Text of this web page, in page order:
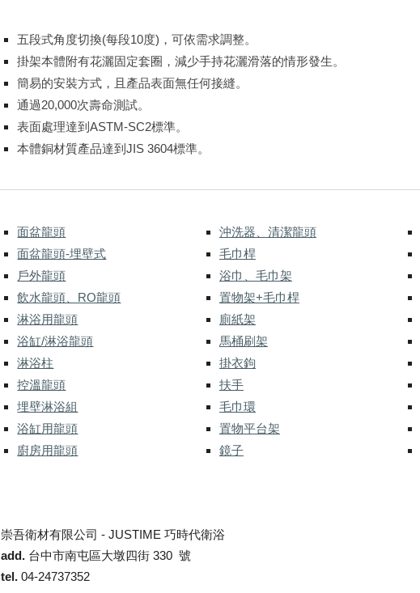
五段式角度切換(每段10度)，可依需求調整。
掛架本體附有花灑固定套圈，減少手持花灑滑落的情形發生。
簡易的安裝方式，且產品表面無任何接縫。
通過20,000次壽命測試。
表面處理達到ASTM-SC2標準。
本體銅材質產品達到JIS 3604標準。
面盆龍頭
面盆龍頭-埋壁式
戶外龍頭
飲水龍頭、RO龍頭
淋浴用龍頭
浴缸/淋浴龍頭
淋浴柱
控溫龍頭
埋壁淋浴組
浴缸用龍頭
廚房用龍頭
沖洗器、清潔龍頭
毛巾桿
浴巾、毛巾架
置物架+毛巾桿
廁紙架
馬桶刷架
掛衣鉤
扶手
毛巾環
置物平台架
鏡子
崇吾衛材有限公司 -JUSTIME 巧時代衛浴
add. 台中市南屯區大墩四街 330 號
tel.04-24737352